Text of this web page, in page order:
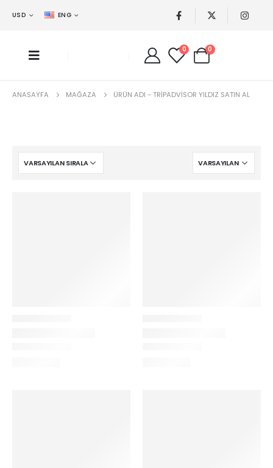
USD ENG
0 0
ANASAYFA MAĞAZA ÜRÜN ADI - TRIPADVISOR YILDIZ SATIN AL